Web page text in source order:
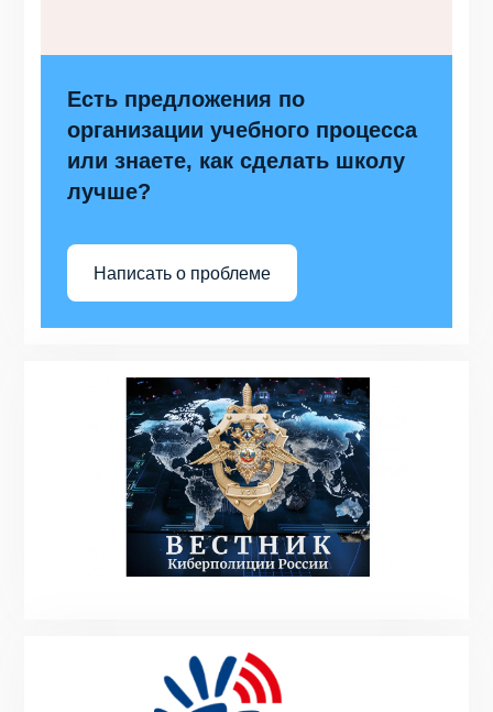
Есть предложения по
организации учебного процесса
или знаете, как сделать школу
лучше?
Написать о проблеме